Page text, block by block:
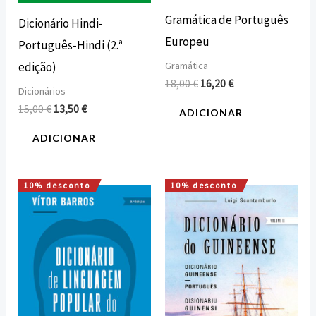
Dicionário Hindi-
Português-Hindi (2.ª
edição)
Dicionários
15,00€ 13,50€
ADICIONAR
Gramática de Português
Europeu
Gramática
18,00€ 16,20€
ADICIONAR
10% desconto
O
preço
original
16,00 €.
O
preço
atual
é:
14,40 €.
10% desconto
O
preço
original
era:
37,10 €.
O
preço
atual
é:
33,39 €.